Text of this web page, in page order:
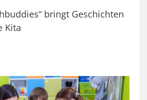
bringt Geschichten
Kita